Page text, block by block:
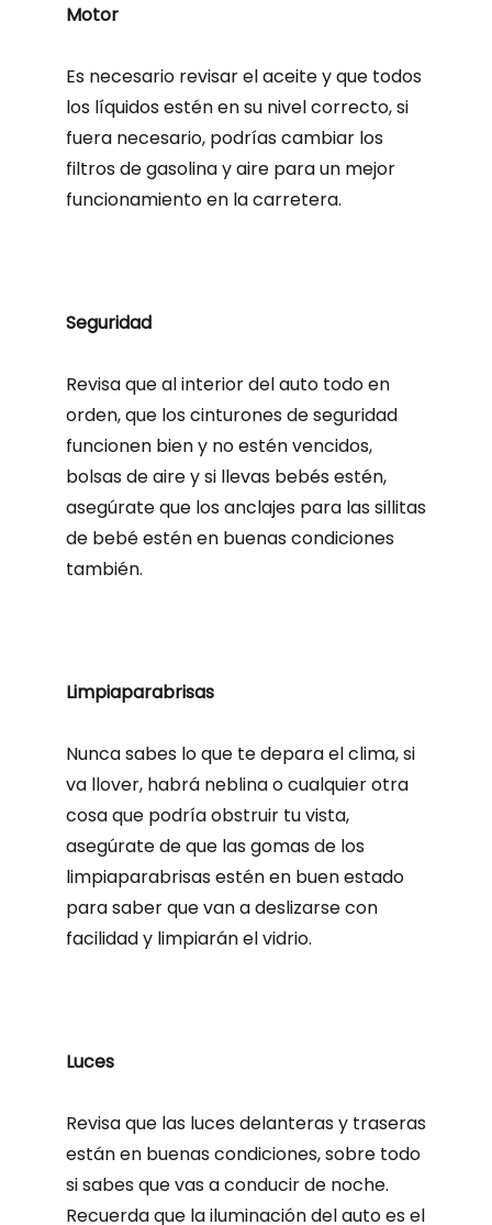
Motor
Es necesario revisar el aceite y que todos
los líquidos estén en su nivel correcto, si
fuera necesario, podrías cambiar los
filtros de gasolina y aire para un mejor
funcionamiento en la carretera.
Seguridad
Revisa que al interior del auto todo en
orden, que los cinturones de seguridad
funcionen bien y no estén vencidos,
bolsas de aire y si llevas bebés estén,
asegúrate que los anclajes para las sillitas
de bebé estén en buenas condiciones
también.
Limpiaparabrisas
Nunca sabes lo que te depara el clima, si
va llover, habrá neblina o cualquier otra
cosa que podría obstruir tu vista,
asegúrate de que las gomas de los
limpiaparabrisas estén en buen estado
para saber que van a deslizarse con
facilidad y limpiarán el vidrio.
Luces
Revisa que las luces delanteras y traseras
están en buenas condiciones, sobre todo
si sabes que vas a conducir de noche.
Recuerda que la iluminación del auto es el